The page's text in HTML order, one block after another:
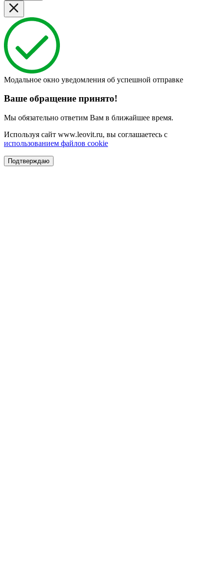
Модальное окно уведомления об успешной отправке
Ваше обращение принято!
Мы обязательно ответим Вам в ближайшее время.
Используя сайт www.leovit.ru, вы соглашаетесь с
использованием файлов cookie
Подтверждаю